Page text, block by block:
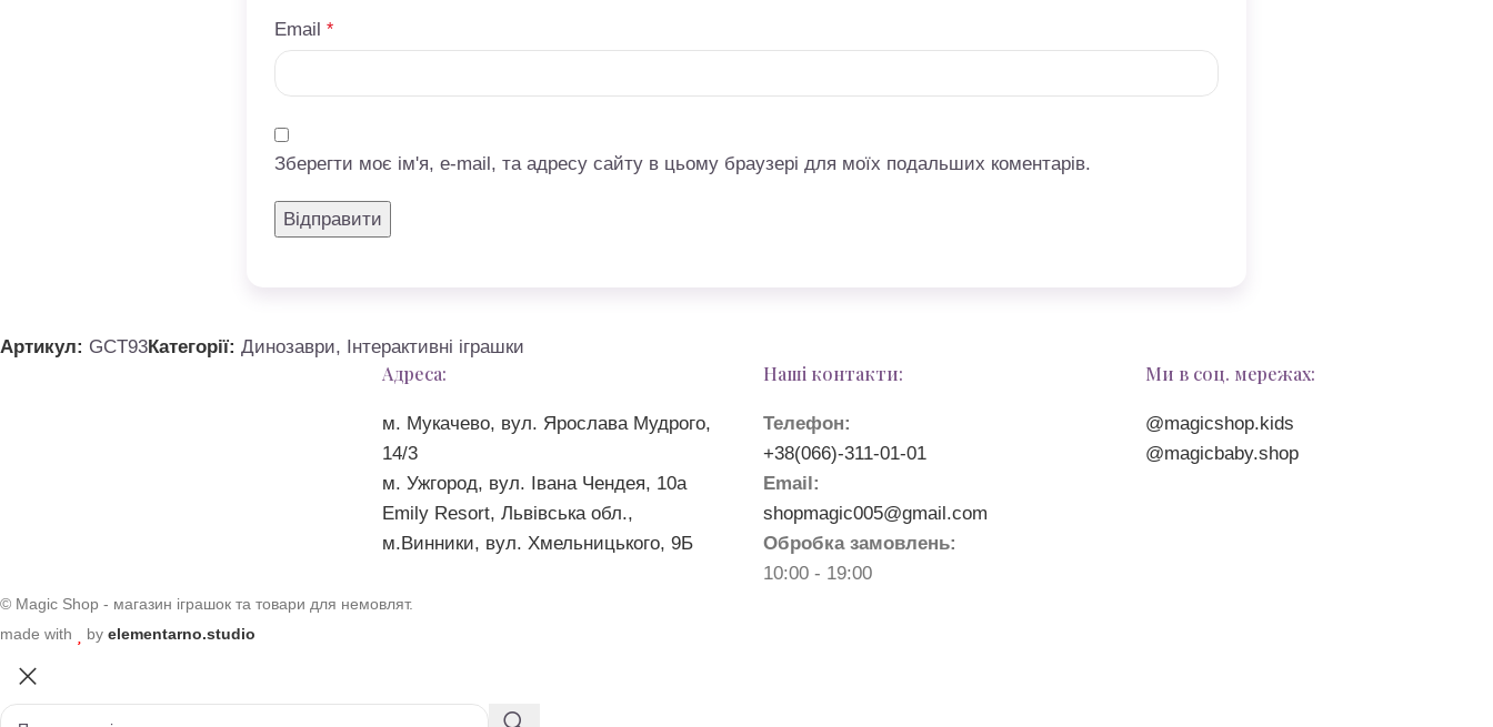
Email *
Зберегти моє ім'я, e-mail, та адресу сайту в цьому браузері для моїх подальших коментарів.
Артикул: GCT93Категорії: Динозаври, Інтерактивні іграшки
Адреса:
м. Мукачево, вул. Ярослава Мудрого,
14/3
м. Ужгород, вул. Івана Чендея, 10а
Emily Resort, Львівська обл.,
м.Винники, вул. Хмельницького, 9Б
Наші контакти:
Телефон:
+38(066)-311-01-01
Email:
shopmagic005@gmail.com
Обробка замовлень:
10:00 - 19:00
Ми в соц. мережах:
@magicshop.kids
@magicbaby.shop
© Magic Shop - магазин іграшок та товари для немовлят.
made with
by elementarno.studio